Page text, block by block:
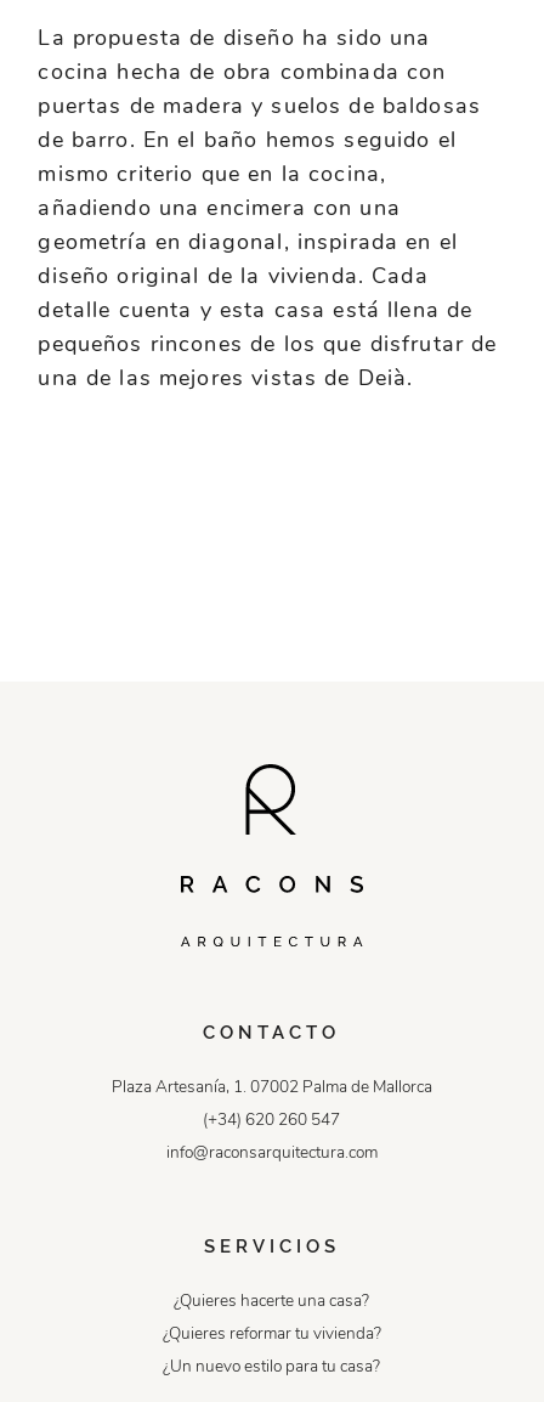
La propuesta de diseño ha sido una
cocina hecha de obra combinada con
puertas de madera y suelos de baldosas
de barro. En el baño hemos seguido el
mismo criterio que en la cocina,
añadiendo una encimera con una
geometría en diagonal, inspirada en el
diseño original de la vivienda. Cada
detalle cuenta y esta casa está llena de
pequeños rincones de los que disfrutar de
una de las mejores vistas de Deià.
CONTACTO
Plaza Artesanía, 1. 07002 Palma de Mallorca
(+34) 620 260 547
info@raconsarquitectura.com
SERVICIOS
¿Quieres hacerte una casa?
¿Quieres reformar tu vivienda?
¿Un nuevo estilo para tu casa?